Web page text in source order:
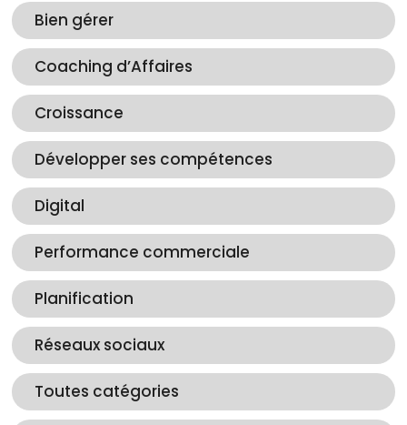
Bien gérer
Coaching d’Affaires
Croissance
Développer ses compétences
Digital
Performance commerciale
Planification
Réseaux sociaux
Toutes catégories